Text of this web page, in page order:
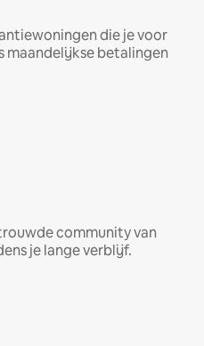
die je voor
maandelijkse betalingen
community van
je lange verblijf.